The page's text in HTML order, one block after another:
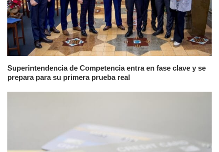
Superintendencia de Competencia entra en fase clave y se
prepara para su primera prueba real